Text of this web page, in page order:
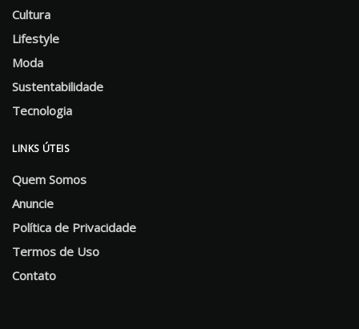
Cultura
Lifestyle
Moda
Sustentabilidade
Tecnologia
LINKS ÚTEIS
Quem Somos
Anuncie
Política de Privacidade
Termos de Uso
Contato